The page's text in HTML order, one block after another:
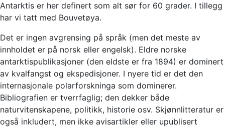
Antarktis er her definert som alt sør for 60 grader. I tillegg
har vi tatt med Bouvetøya.
Det er ingen avgrensing på språk (men det meste av
innholdet er på norsk eller engelsk). Eldre norske
antarktispublikasjoner (den eldste er fra 1894) er dominert
av kvalfangst og ekspedisjoner. I nyere tid er det den
internasjonale polarforskninga som dominerer.
Bibliografien er tverrfaglig; den dekker både
naturvitenskapene, politikk, historie osv. Skjønnlitteratur er
også inkludert, men ikke avisartikler eller upublisert